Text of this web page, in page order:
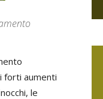
forti aumenti
le